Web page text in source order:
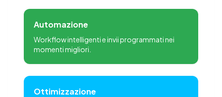
Automazione
Workflow intelligenti e invii programmati nei
momenti migliori.
Ottimizzazione